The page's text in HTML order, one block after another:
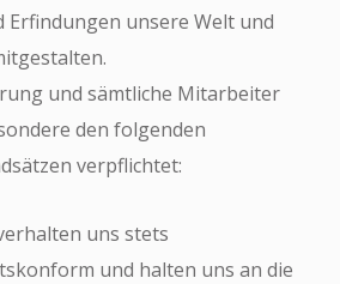
unsere Welt und
und sämtliche Mitarbeiter
den folgenden
verpflichtet:
uns stets
und halten uns an die